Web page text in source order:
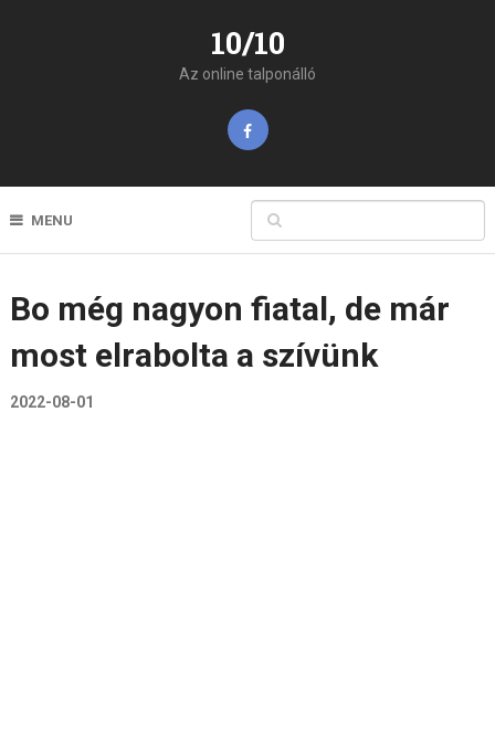
10/10
Az online talponálló
MENU
Bo még nagyon fiatal, de már
most elrabolta a szívünk
2022-08-01